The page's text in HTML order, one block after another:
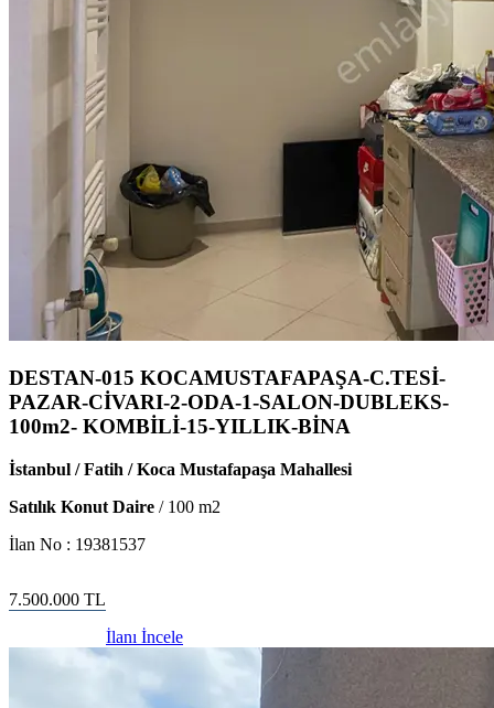
DESTAN-015 KOCAMUSTAFAPAŞA-C.TESİ-
PAZAR-CİVARI-2-ODA-1-SALON-DUBLEKS-
100m2- KOMBİLİ-15-YILLIK-BİNA
İstanbul / Fatih / Koca Mustafapaşa Mahallesi
Satılık Konut Daire / 100 m2
İlan No : 19381537
7.500.000 TL
İlanı İncele